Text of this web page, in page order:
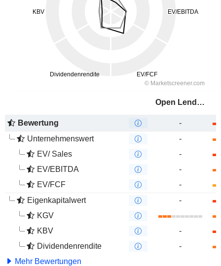
Open Lending Corporation
Bewertung
-
Unternehmenswert
-
EV/ Sales
-
EV/EBITDA
-
EV/FCF
-
Eigenkapitalwert
-
KGV
KBV
-
Dividendenrendite
-
Mehr Bewertungen